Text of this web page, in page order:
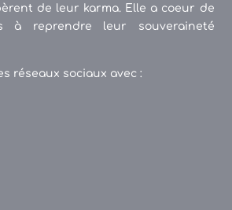
de leur karma. Elle a coeur de
à reprendre leur souveraineté
réseaux sociaux avec :